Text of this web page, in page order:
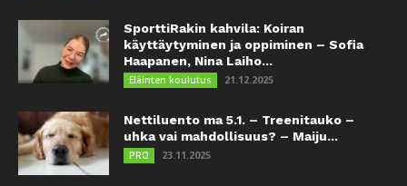
SporttiRakin kahvila: Koiran
käyttäytyminen ja oppiminen – Sofia
Haapanen, Nina Laiho...
Eläinten koulutus 21.12.2025
Nettiluento ma 5.1. – Treenitauko –
uhka vai mahdollisuus? – Maiju...
PRO 23.11.2025